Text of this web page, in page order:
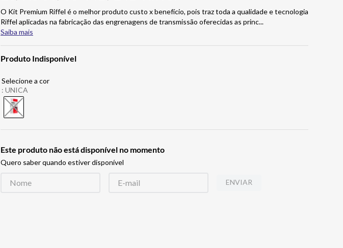
O Kit Premium Riffel é o melhor produto custo x benefício, pois traz toda a qualidade e tecnologia
Riffel aplicadas na fabricação das engrenagens de transmissão oferecidas as princ...
Saiba mais
Produto Indisponível
: UNICA
Este produto não está disponível no momento
Quero saber quando estiver disponível
ENVIAR